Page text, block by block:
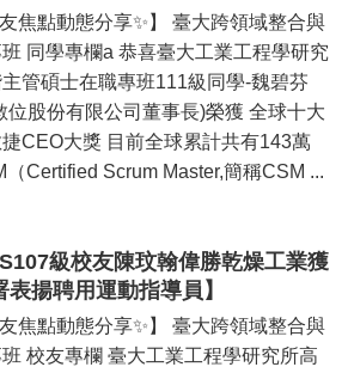
友焦點動態分享✨】 臺大跨領域整合與
同學專欄a 恭喜臺大工業工程學研究
管碩士在職專班111級同學-魏碧芬
位股份有限公司董事長)榮獲 全球十大
CEO大獎 目前全球累計共有143萬
（Certified Scrum Master,簡稱CSM ...
級校友陳玟翰偉勝乾燥工業獲
表揚聘用運動指導員】
友焦點動態分享✨】 臺大跨領域整合與
校友專欄 臺大工業工程學研究所高